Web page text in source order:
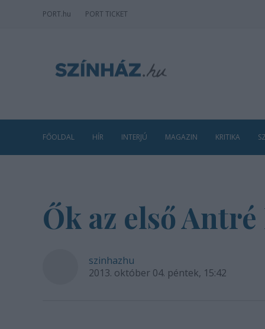
PORT.hu PORT TICKET
FŐOLDAL HÍR INTERJÚ MAGAZIN KRITIKA
Ők az első
szinhazhu
2013. október 04. péntek, 15:42